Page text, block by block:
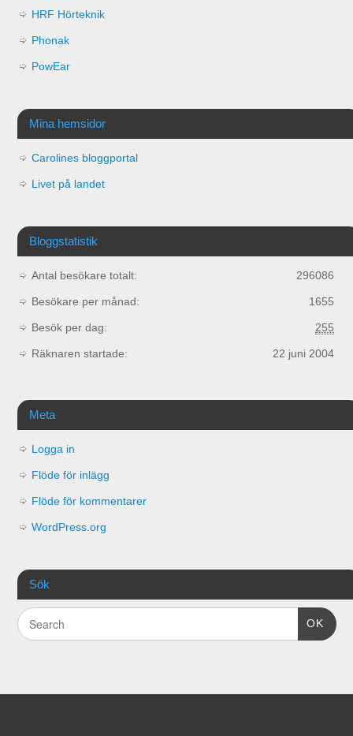
HRF Hörteknik
Phonak
PowEar
Mina hemsidor
Carolines bloggportal
Livet på landet
Bloggstatistik
296086
Antal besökare totalt:
1655
Besökare per månad:
255
Besök per dag:
22 juni 2004
Räknaren startade:
Meta
Logga in
Flöde för inlägg
Flöde för kommentarer
WordPress.org
Sök
OK